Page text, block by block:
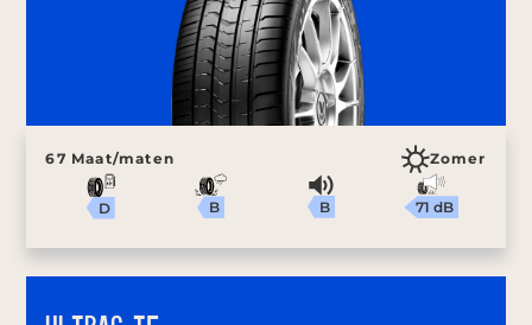
67 Maat/maten Zomer
D B B 71 dB